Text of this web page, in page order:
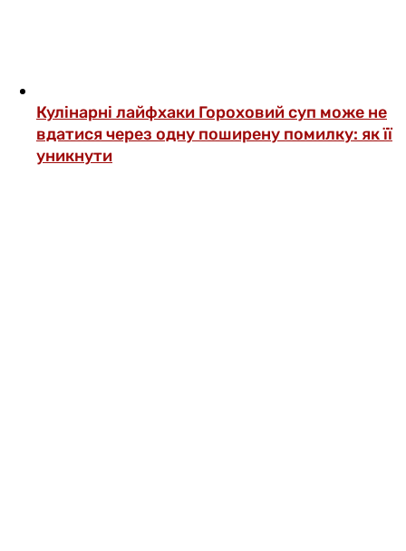
Кулінарні лайфхаки Гороховий суп може не
вдатися через одну поширену помилку: як її
уникнути